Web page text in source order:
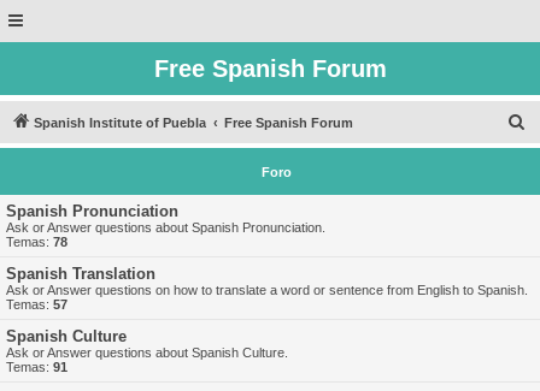
Free Spanish Forum
Spanish Institute of Puebla Free Spanish Forum
u
Foro
Spanish Pronunciation
Ask or Answer questions about Spanish Pronunciation.
Temas: 78
Spanish Translation
Ask or Answer questions on how to translate a word or sentence from English to Spanish.
Temas: 57
Spanish Culture
Ask or Answer questions about Spanish Culture.
Temas: 91